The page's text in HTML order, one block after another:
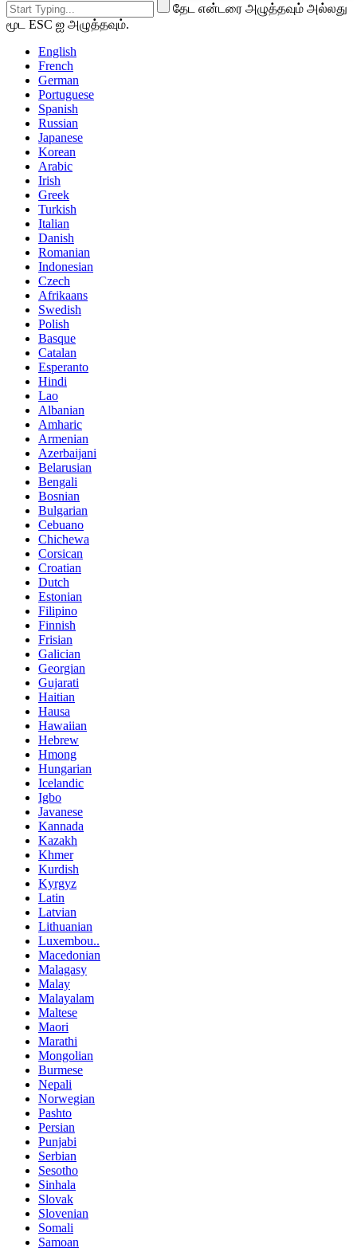
தேட என்டரை அழுத்தவும் அல்லது
மூட ESC ஐ அழுத்தவும்.
English
French
German
Portuguese
Spanish
Russian
Japanese
Korean
Arabic
Irish
Greek
Turkish
Italian
Danish
Romanian
Indonesian
Czech
Afrikaans
Swedish
Polish
Basque
Catalan
Esperanto
Hindi
Lao
Albanian
Amharic
Armenian
Azerbaijani
Belarusian
Bengali
Bosnian
Bulgarian
Cebuano
Chichewa
Corsican
Croatian
Dutch
Estonian
Filipino
Finnish
Frisian
Galician
Georgian
Gujarati
Haitian
Hausa
Hawaiian
Hebrew
Hmong
Hungarian
Icelandic
Igbo
Javanese
Kannada
Kazakh
Khmer
Kurdish
Kyrgyz
Latin
Latvian
Lithuanian
Luxembou..
Macedonian
Malagasy
Malay
Malayalam
Maltese
Maori
Marathi
Mongolian
Burmese
Nepali
Norwegian
Pashto
Persian
Punjabi
Serbian
Sesotho
Sinhala
Slovak
Slovenian
Somali
Samoan